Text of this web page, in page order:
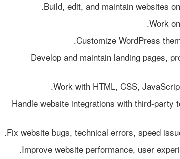
* Develop and maintain landing pages,
* Handle website integrations with third-